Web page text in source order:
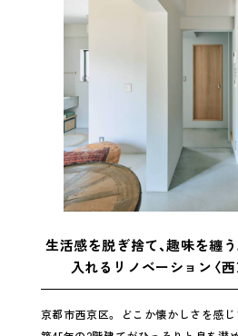
生活感を脱ぎ捨て、趣味を纏
入れるリノベーション〈
京都市西京区。 どこか懐かしさを感じ